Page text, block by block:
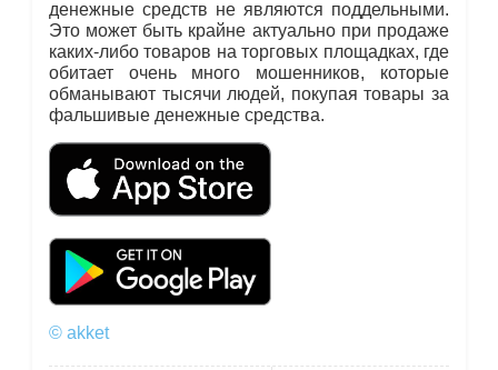
денежные средств не являются поддельными.
Это может быть крайне актуально при продаже
каких-либо товаров на торговых площадках, где
обитает очень много мошенников, которые
обманывают тысячи людей, покупая товары за
фальшивые денежные средства.
© akket